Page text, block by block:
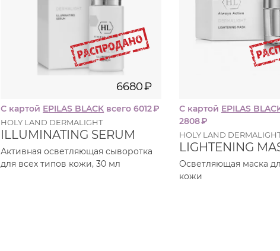
6680₽
С картой EPILAS BLACK всего 6012₽
HOLY LAND DERMALIGHT
ILLUMINATING SERUM
Активная осветляющая сыворотка
для всех типов кожи, 30 мл
С картой EPILAS
2808₽
HOLY LAND
LIGHTENING
Осветляющая маска
кожи